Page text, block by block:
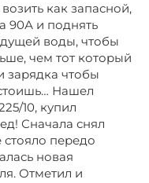
как запасной,
90А и поднять
воды, чтобы
чем тот который
зарядка чтобы
Нашел
10, купил
Сначала снял
передо
новая
Отметил и